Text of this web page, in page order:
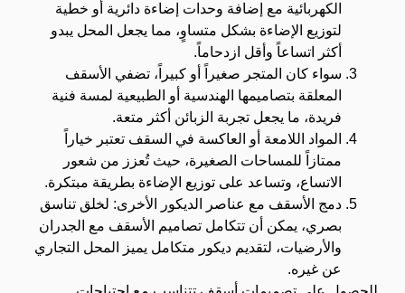
الكهربائية مع إضافة وحدات إضاءة دائرية أو خطية
لتوزيع الإضاءة بشكل متساوٍ، مما يجعل المحل يبدو
أكثر اتساعاً وأقل ازدحاماً.
سواء كان المتجر صغيراً أو كبيراً، تضفي الأسقف
المعلقة بتصاميمها الهندسية أو الطبيعية لمسة فنية
فريدة، ما يجعل تجربة الزبائن أكثر متعة.
المواد اللامعة أو العاكسة في السقف تعتبر خياراً
ممتازاً للمساحات الصغيرة، حيث تُعزز من شعور
الاتساع، وتساعد على توزيع الإضاءة بطريقة مبتكرة.
دمج الأسقف مع عناصر الديكور الأخرى: لخلق تناسق
بصري، يمكن أن تتكامل تصاميم الأسقف مع الجدران
والأرضيات، لتقديم ديكور متكامل يميز المحل التجاري
عن غيره.